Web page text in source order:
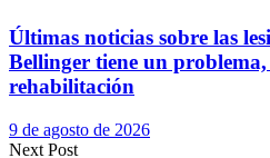
Últimas noticias sobre las
Bellinger tiene un
rehabilitación
9 de agosto de 2026
Next Post